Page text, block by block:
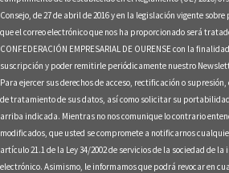
Consejo, de 27 de abril de 2016 y en la legislación vigente
que el correo electrónico que nos ha proporcionado será
CONFEDERACIÓN EMPRESARIAL DE OURENSE con la
suscripción y poder remitirle periódicamente nuestro
Para ejercer sus derechos de acceso, rectificación o
de tratamiento de sus datos, así como solicitar su
arriba indicada. Mientras no nos comunique lo contrario
modificados, que usted se compromete a notificarnos
artículo 21.1 de la Ley 34/2002 de servicios de la sociedad de
electrónico. Asimismo, le informamos que podrá revocar en